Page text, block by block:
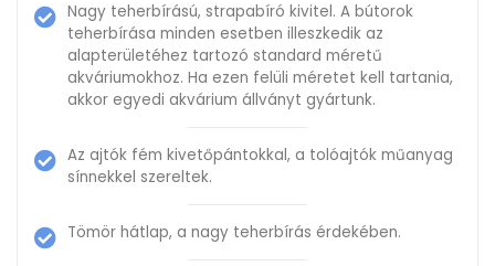
Nagy teherbírású, strapabíró kivitel. A bútorok
teherbírása minden esetben illeszkedik az
alapterületéhez tartozó standard méretű
akváriumokhoz. Ha ezen felüli méretet kell tartania,
akkor egyedi akvárium állványt gyártunk.
Az ajtók fém kivetőpántokkal, a tolóajtók műanyag
sínnekkel szereltek.
Tömör hátlap, a nagy teherbírás érdekében.